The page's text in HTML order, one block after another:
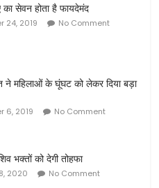
का सेवन होता है फायदेमंद
24, 2019 No Comment
ने महिलाओं के घूंघट को लेकर दिया बड़ा
6, 2019 No Comment
भक्तों को देगी तोहफा
2020 No Comment